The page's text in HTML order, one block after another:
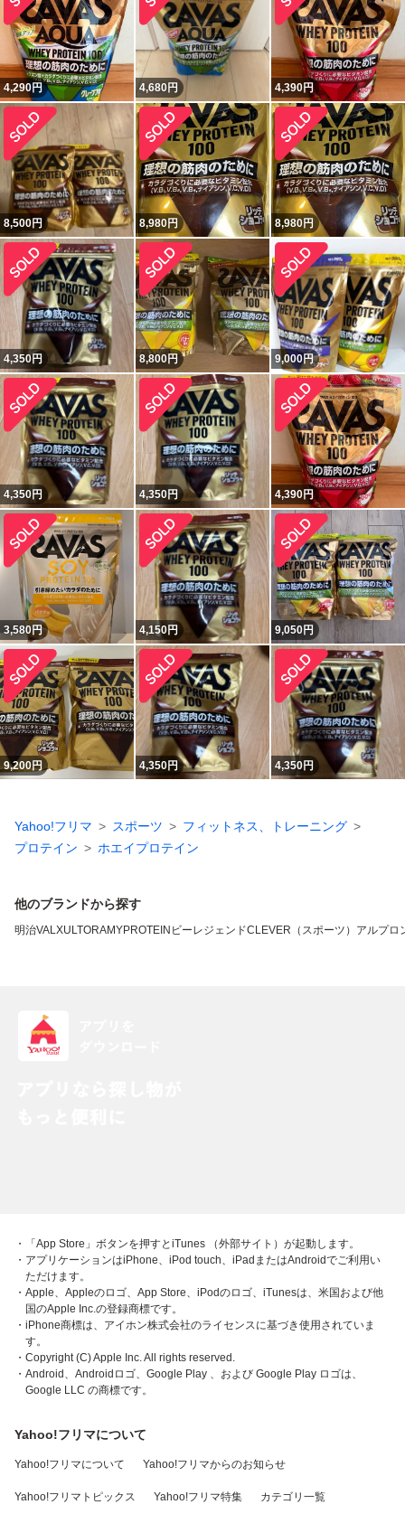
4,290円 4,680円 4,390円
8,500円 8,980円 8,980円
4,350円 8,800円 9,000円
4,350円 4,350円 4,390円
3,580円 4,150円 9,050円
9,200円 4,350円 4,350円
Yahoo!フリマ スポーツ
フィットネス、トレーニング
プロテイン
ホエイプロテイン
他のブランドから探す
明治VALXULTORAMYPROTEIN ビーレジェンドCLEVER（スポーツ） アルプロ
・「App Store」ボタンを押すとiTunes （外部サイト）が起動します。
・アプリケーションはiPhone、iPod touch、iPadまたはAndroidでご利用い
ただけます。
・Apple、Appleのロゴ、App Store、iPodのロゴ、iTunesは、米国および他
国のApple Inc.の登録商標です。
・iPhone商標は、アイホン株式会社のライセンスに基づき使用されていま
す。
・Copyright (C) Apple Inc. All rights reserved.
・Android、Androidロゴ、Google Play 、および Google Play ロゴは、
Google LLC の商標です。
Yahoo!フリマについて
Yahoo!フリマについて Yahoo!フリマからのお知らせ
Yahoo!フリマトピックス Yahoo!フリマ特集 カテゴリ一覧